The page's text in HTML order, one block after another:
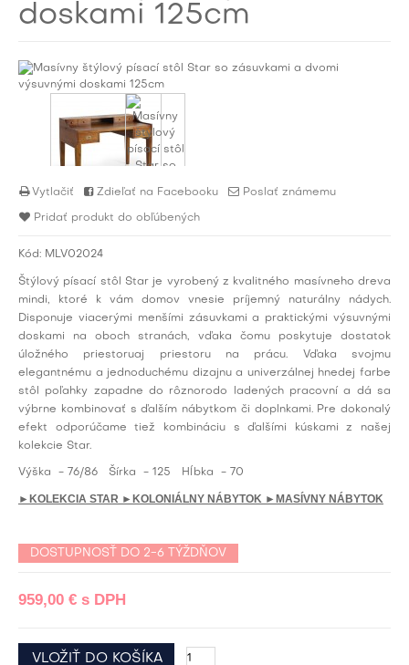
doskami 125cm
Vytlačiť Zdieľať na Facebooku Poslať známemu
Pridať produkt do obľúbených
Kód: MLV02024
Štýlový písací stôl Star je vyrobený z kvalitného masívneho dreva
mindi, ktoré k vám domov vnesie príjemný naturálny nádych.
Disponuje viacerými menšími zásuvkami a praktickými výsuvnými
doskami na oboch stranách, vďaka čomu poskytuje dostatok
úložného priestoruaj priestoru na prácu. Vďaka svojmu
elegantnému a jednoduchému dizajnu a univerzálnej hnedej farbe
stôl poľahky zapadne do rôznorodo ladených pracovní a dá sa
výbrne kombinovať s ďalším nábytkom či doplnkami. Pre dokonalý
efekt odporúčame tiež kombináciu s ďalšími kúskami z našej
kolekcie Star.
Výška - 76/86 Šírka - 125 Hĺbka - 70
►KOLEKCIA STAR ►KOLONIÁLNY NÁBYTOK ►MASÍVNY NÁBYTOK
DOSTUPNOSŤ DO 2-6 TÝŽDŇOV
959,00 € s DPH